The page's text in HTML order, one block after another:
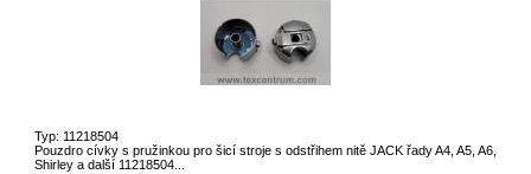
Typ: 11218504
Pouzdro cívky s pružinkou pro šicí stroje s odstřihem nitě JACK řady A4, A5, A6,
Shirley a další 11218504...